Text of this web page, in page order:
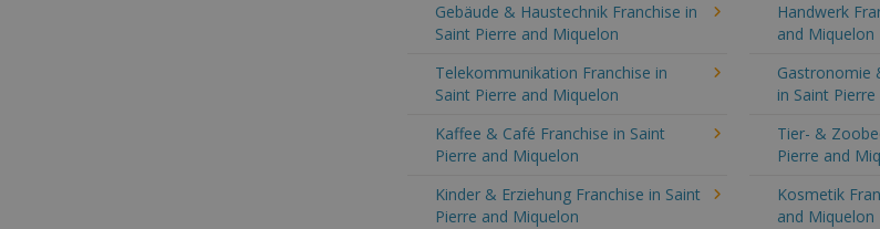
Gebäude & Haustechnik Franchise in
Saint Pierre and Miquelon
Handwerk
and Miquelon
Telekommunikation Franchise in
Saint Pierre and Miquelon
Gastronomie
in Saint
Kaffee & Café Franchise in Saint
Pierre and Miquelon
Tier- &
Pierre and
Kinder & Erziehung Franchise in Saint
Pierre and Miquelon
Kosmetik
and Miquelon